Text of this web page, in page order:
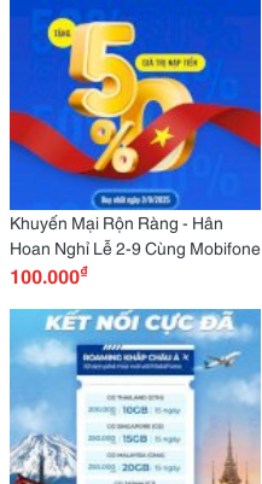
Khuyến Mại Rộn Ràng - Hân
Hoan Nghỉ Lễ 2-9 Cùng Mobifone
100.000₫